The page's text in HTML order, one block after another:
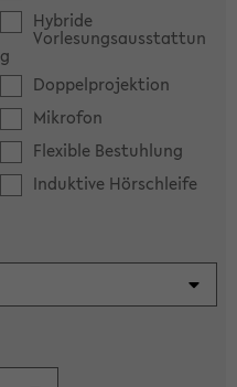
Hybride
Vorlesungsausstattun
g
Doppelprojektion
Mikrofon
Flexible Bestuhlung
Induktive Hörschleife